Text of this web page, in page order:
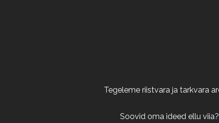
Tegeleme riistvara ja tarkvara
Soovid oma ideed ellu